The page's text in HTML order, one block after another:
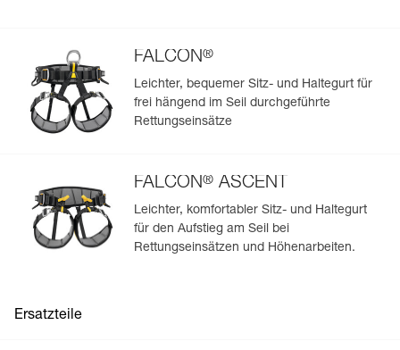
automatisch hochgeladen.
Importieren und exportieren Sie problemlos die Daten
Ihrer vorhandenen PSA-Bestände.
Sehen Sie sich die Geschichte eines Produkts ab dem
Mehr erfahren
FALCON®
Leichter, bequemer Sitz- und Haltegurt für
frei hängend im Seil durchgeführte
Rettungseinsätze
FALCON® ASCENT
Leichter, komfortabler Sitz- und Haltegurt
für den Aufstieg am Seil bei
Rettungseinsätzen und Höhenarbeiten.
Ersatzteile